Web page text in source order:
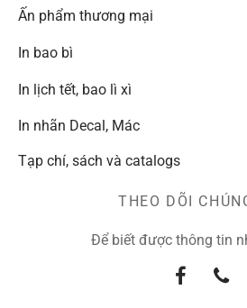
Ấn phẩm thương mại
In bao bì
In lịch tết, bao lì xì
In nhãn Decal, Mác
Tạp chí, sách và catalogs
THEO DÕI
Để biết được thông tin